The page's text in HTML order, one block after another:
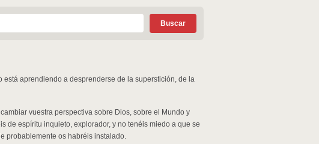
está aprendiendo a desprenderse de la superstición, de la
vuestra perspectiva sobre Dios, sobre el Mundo y
de espíritu inquieto, explorador, y no tenéis miedo a que se
probablemente os habréis instalado.